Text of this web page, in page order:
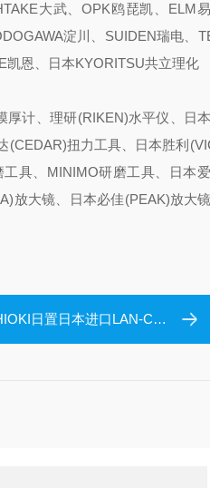
大武、OPK鸥琵凯、ELM
淀川、SUIDEN瑞电、
恩、日本KYORITSU共立理化
计、理研(RIKEN)水平仪、日
(CEDAR)扭力工具、日本胜利
具、MINIMO研磨工具、日本
放大镜、日本必佳(PEAK)放大镜
置日本进口LAN-CAN转换器CN055